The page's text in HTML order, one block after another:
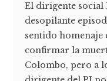
El dirigente social
desopilante
sentido homenaje
confirmar la
Colombo, pero a